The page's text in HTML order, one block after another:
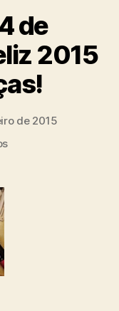
de
2015
de 2015
em